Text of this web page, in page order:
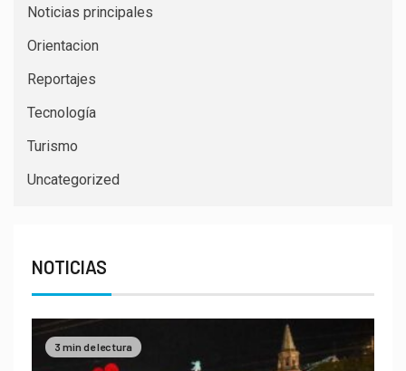
Noticias principales
Orientacion
Reportajes
Tecnología
Turismo
Uncategorized
NOTICIAS
3 min de lectura